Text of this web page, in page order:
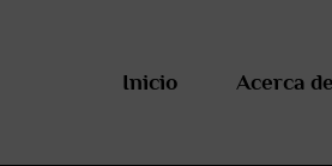
Inicio Acerca